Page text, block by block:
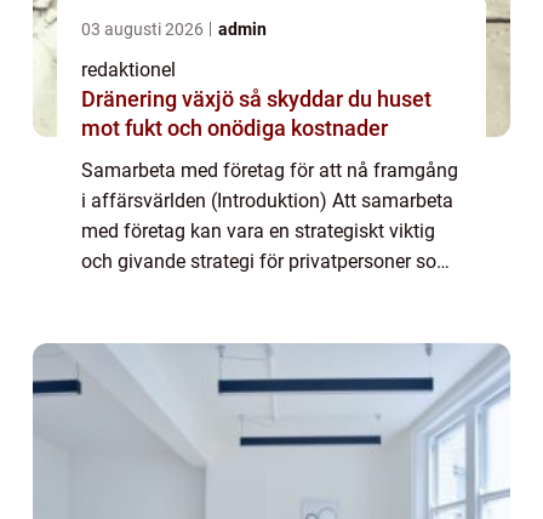
03 augusti 2026 admin
redaktionel
Dränering växjö så skyddar du huset
mot fukt och onödiga kostnader
Samarbeta med företag för att nå framgång
i affärsvärlden (Introduktion) Att samarbeta
med företag kan vara en strategiskt viktig
och givande strategi för privatpersoner som